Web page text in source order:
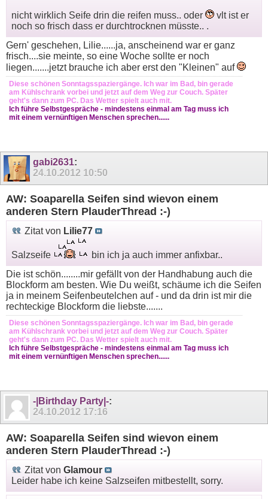
nicht wirklich Seife drin die reifen muss.. oder
vlt ist er
noch so frisch dass er durchtrocknen müsste.. .
Gern' geschehen, Lilie......ja, anscheinend war er ganz
frisch....sie meinte, so eine Woche sollte er noch
liegen.......jetzt brauche ich aber erst den "Kleinen" auf
Diese schönen Sonntagsspaziergänge. Ich war im Bad, bin gerade
am Kühlschrank vorbei und jetzt auf dem Weg zur Couch. Später
geht's dann zum PC. Das Wetter spielt auch mit.
Ich führe Selbstgespräche - mindestens einmal am Tag muss ich
mit einem vernünftigen Menschen sprechen......
gabi2631:
24.10.2012 10:50
AW: Soaparella Seifen sind wievon einem
anderen Stern PlauderThread :-)
Zitat von Lilie77
Salzseife
bin ich ja auch immer anfixbar..
Die ist schön........mir gefällt von der Handhabung auch die
Blockform am besten. Wie Du weißt, schäume ich die Seifen
ja in meinem Seifenbeutelchen auf - und da drin ist mir die
rechteckige Blockform die liebste.......
Diese schönen Sonntagsspaziergänge. Ich war im Bad, bin gerade
am Kühlschrank vorbei und jetzt auf dem Weg zur Couch. Später
geht's dann zum PC. Das Wetter spielt auch mit.
Ich führe Selbstgespräche - mindestens einmal am Tag muss ich
mit einem vernünftigen Menschen sprechen......
-|Birthday Party|-:
24.10.2012 17:16
AW: Soaparella Seifen sind wievon einem
anderen Stern PlauderThread :-)
Zitat von Glamour
Leider habe ich keine Salzseifen mitbestellt, sorry.